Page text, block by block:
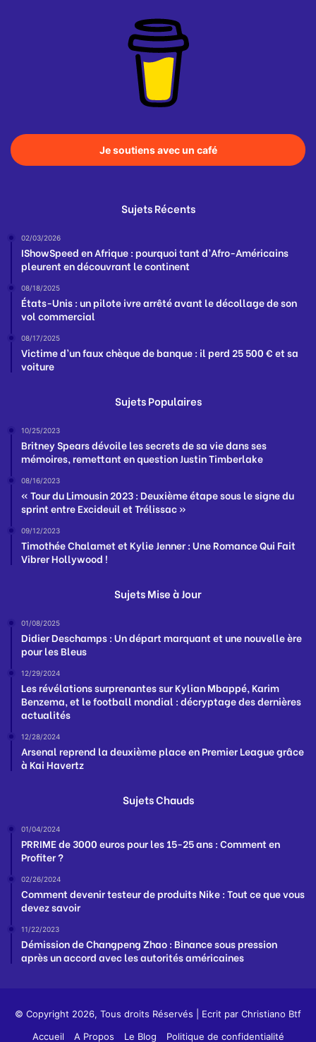
Je soutiens avec un café
Sujets Récents
02/03/2026
IShowSpeed en Afrique : pourquoi tant d’Afro-Américains
pleurent en découvrant le continent
08/18/2025
États-Unis : un pilote ivre arrêté avant le décollage de son
vol commercial
08/17/2025
Victime d’un faux chèque de banque : il perd 25 500 € et sa
voiture
Sujets Populaires
10/25/2023
Britney Spears dévoile les secrets de sa vie dans ses
mémoires, remettant en question Justin Timberlake
08/16/2023
« Tour du Limousin 2023 : Deuxième étape sous le signe du
sprint entre Excideuil et Trélissac »
09/12/2023
Timothée Chalamet et Kylie Jenner : Une Romance Qui Fait
Vibrer Hollywood !
Sujets Mise à Jour
01/08/2025
Didier Deschamps : Un départ marquant et une nouvelle ère
pour les Bleus
12/29/2024
Les révélations surprenantes sur Kylian Mbappé, Karim
Benzema, et le football mondial : décryptage des dernières
actualités
12/28/2024
Arsenal reprend la deuxième place en Premier League grâce
à Kai Havertz
Sujets Chauds
01/04/2024
PRRIME de 3000 euros pour les 15-25 ans : Comment en
Profiter ?
02/26/2024
Comment devenir testeur de produits Nike : Tout ce que vous
devez savoir
11/22/2023
Démission de Changpeng Zhao : Binance sous pression
après un accord avec les autorités américaines
© Copyright 2026, Tous droits Réservés | Ecrit par Christiano Btf
Accueil
A Propos Le Blog Politique de confidentialité